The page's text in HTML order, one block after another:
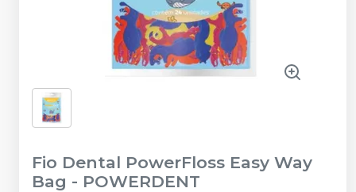
Fio Dental PowerFloss Easy Way
Bag - POWERDENT